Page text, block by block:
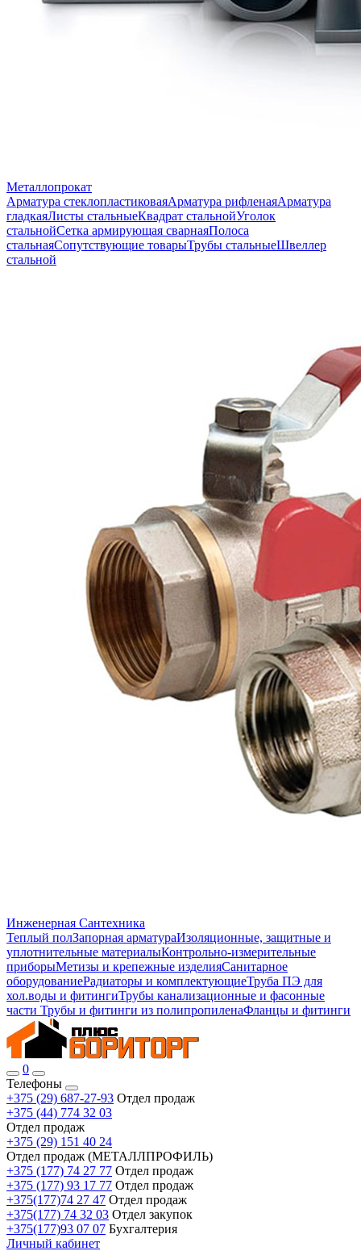
Металлопрокат
Арматура стеклопластиковаяАрматура рифленаяАрматура
гладкаяЛисты стальныеКвадрат стальнойУголок
стальнойСетка армирующая сварнаяПолоса
стальнаяСопутствующие товарыТрубы стальныеШвеллер
стальной
Инженерная Сантехника
Теплый полЗапорная арматураИзоляционные, защитные и
уплотнительные материалыКонтрольно-измерительные
приборыМетизы и крепежные изделияСанитарное
оборудованиеРадиаторы и комплектующиеТруба ПЭ для
хол.воды и фитингиТрубы канализационные и фасонные
части Трубы и фитинги из полипропиленаФланцы и фитинги
0
Телефоны
+375 (29) 687-27-93 Отдел продаж
+375 (44) 774 32 03
Отдел продаж
+375 (29) 151 40 24
Отдел продаж (МЕТАЛЛПРОФИЛЬ)
+375 (177) 74 27 77 Отдел продаж
+375 (177) 93 17 77 Отдел продаж
+375(177)74 27 47 Отдел продаж
+375(177) 74 32 03 Отдел закупок
+375(177)93 07 07 Бухгалтерия
Личный кабинет